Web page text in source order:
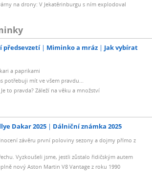
na drony: V Jekatěrinburgu s ním explodoval
předsevzetí Miminko a mráz
Jak vybírat
a paprikami
potřebuji mít ve všem pravdu...
to pravda? Záleží na věku a množství
Dakar 2025 Dálniční známka 2025
závěru první poloviny sezony a dojmy přímo z
Vyzkoušeli jsme, jestli zůstalo řidičským autem
nový Aston Martin V8 Vantage z roku 1990